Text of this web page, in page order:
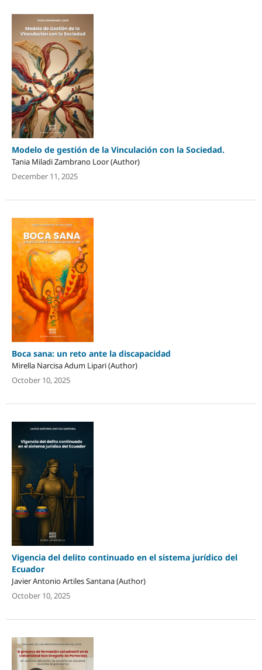
Modelo de gestión de la Vinculación con la Sociedad.
Tania Miladi Zambrano Loor (Author)
December 11, 2025
Boca sana: un reto ante la discapacidad
Mirella Narcisa Adum Lipari (Author)
October 10, 2025
Vigencia del delito continuado en el sistema jurídico del
Ecuador
Javier Antonio Artiles Santana (Author)
October 10, 2025